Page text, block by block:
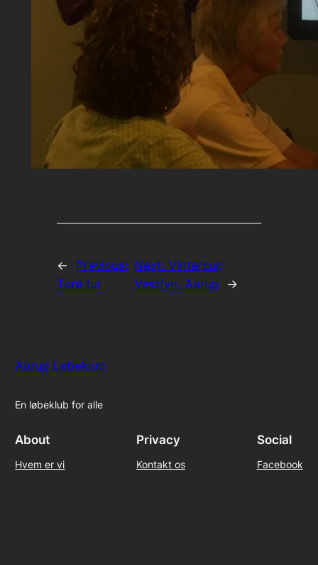
←
Previous:
Torø tur
Next:Vintercup
Vestfyn, Aarup
→
Aarup Løbeklub
En løbeklub for alle
About
Hvem er vi
Privacy
Kontakt os
Social
Facebook